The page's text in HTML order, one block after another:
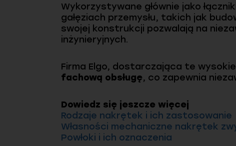
Wykorzystywane głównie jako
gałęziach przemysłu, takich jak
swojej konstrukcji pozwalają na
inżynieryjnych.
Firma Elgo, dostarczająca te
fachową obsługę, co zapewnia
Dowiedz się jeszcze więcej
Rodzaje nakrętek i ich zastosowanie
Własności mechaniczne nakrętek
Powłoki i ich oznaczenia